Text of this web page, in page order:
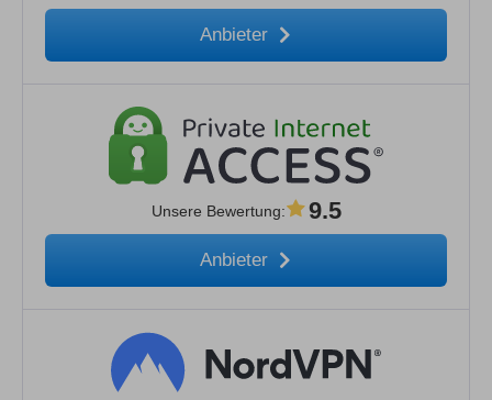
Anbieter
Unsere Bewertung: 9.5
Anbieter